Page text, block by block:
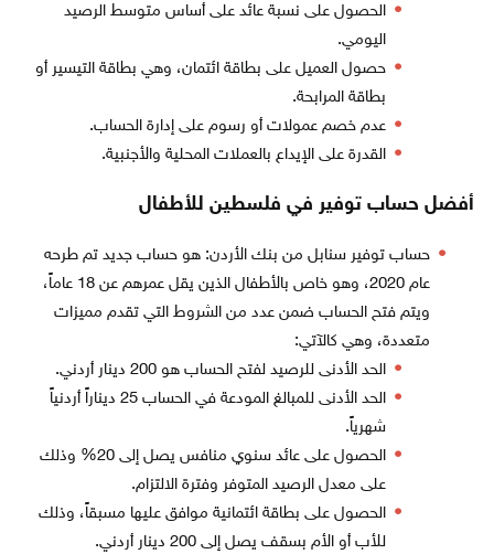
الحصول على نسبة عائد على أساس متوسط الرصيد
اليومي.
حصول العميل على بطاقة ائتمان، وهي بطاقة التيسير أو
بطاقة المرابحة.
عدم خصم عمولات أو رسوم على إدارة الحساب.
القدرة على الإيداع بالعملات المحلية والأجنبية.
أفضل حساب توفير في فلسطين للأطفال
حساب توفير سنابل من بنك الأردن: هو حساب جديد تم طرحه
عام 2020، وهو خاص بالأطفال الذين يقل عمرهم عن 18 عاماً،
ويتم فتح الحساب ضمن عدد من الشروط التي تقدم مميزات
متعددة، وهي كالآتي:
الحد الأدنى للرصيد لفتح الحساب هو 200 دينار أردني.
الحد الأدنى للمبالغ المودعة في الحساب 25 ديناراً أردنياً
شهرياً.
الحصول على عائد سنوي منافس يصل إلى 20% وذلك
على معدل الرصيد المتوفر وفترة الالتزام.
الحصول على بطاقة ائتمانية موافق عليها مسبقاً، وذلك
للأب أو الأم بسقف يصل إلى 200 دينار أردني.